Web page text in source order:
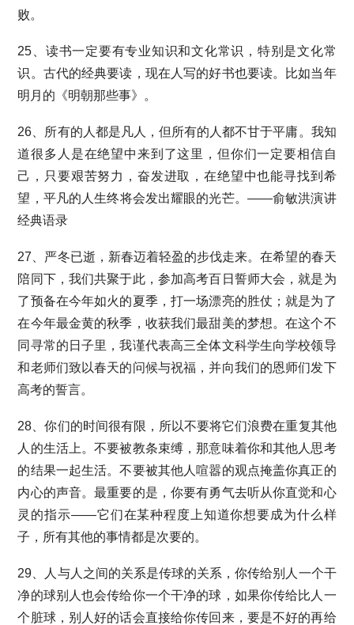
败。
25、读书一定要有专业知识和文化常识，特别是文化常
识。古代的经典要读，现在人写的好书也要读。比如当年
明月的《明朝那些事》。
26、所有的人都是凡人，但所有的人都不甘于平庸。我知
道很多人是在绝望中来到了这里，但你们一定要相信自
己，只要艰苦努力，奋发进取，在绝望中也能寻找到希
望，平凡的人生终将会发出耀眼的光芒。——俞敏洪演讲
经典语录
27、严冬已逝，新春迈着轻盈的步伐走来。在希望的春天
陪同下，我们共聚于此，参加高考百日誓师大会，就是为
了预备在今年如火的夏季，打一场漂亮的胜仗；就是为了
在今年最金黄的秋季，收获我们最甜美的梦想。在这个不
同寻常的日子里，我谨代表高三全体文科学生向学校领导
和老师们致以春天的问候与祝福，并向我们的恩师们发下
高考的誓言。
28、你们的时间很有限，所以不要将它们浪费在重复其他
人的生活上。不要被教条束缚，那意味着你和其他人思考
的结果一起生活。不要被其他人喧嚣的观点掩盖你真正的
内心的声音。最重要的是，你要有勇气去听从你直觉和心
灵的指示——它们在某种程度上知道你想要成为什么样
子，所有其他的事情都是次要的。
29、人与人之间的关系是传球的关系，你传给别人一个干
净的球别人也会传给你一个干净的球，如果你传给比人一
个脏球，别人好的话会直接给你传回来，要是不好的再给